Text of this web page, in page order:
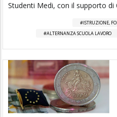
Studenti Medi, con il supporto di
ISTRUZIONE,
ALTERNANZA SCUOLA LAVORO